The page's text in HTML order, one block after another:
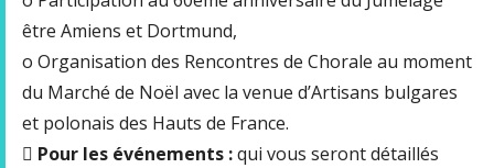
être Amiens et Dortmund,
o Organisation des Rencontres de Chorale au moment
du Marché de Noël avec la venue d’Artisans bulgares
et polonais des Hauts de France.
 Pour les événements :qui vous seront détaillés